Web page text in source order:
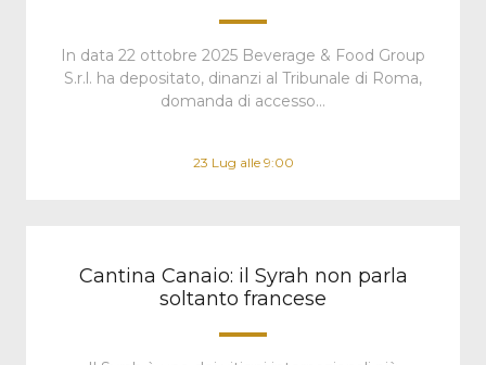
In data 22 ottobre 2025 Beverage & Food Group
S.r.l. ha depositato, dinanzi al Tribunale di Roma,
domanda di accesso…
23 Lug alle 9:00
Cantina Canaio: il Syrah non parla
soltanto francese